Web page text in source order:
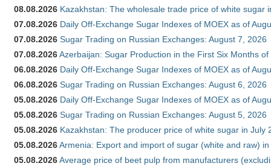
08.08.2026 Kazakhstan: The wholesale trade price of white sugar
07.08.2026 Daily Off-Exchange Sugar Indexes of MOEX as of
07.08.2026 Sugar Trading on Russian Exchanges: August 7, 2026
07.08.2026Azerbaijan: Sugar Production in the First Six Months of
06.08.2026 Daily Off-Exchange Sugar Indexes of MOEX as of
06.08.2026 Sugar Trading on Russian Exchanges: August 6, 2026
05.08.2026 Daily Off-Exchange Sugar Indexes of MOEX as of
05.08.2026 Sugar Trading on Russian Exchanges: August 5, 2026
05.08.2026 Kazakhstan: The producer price of white sugar in July
05.08.2026Armenia: Export and import of sugar (white and raw)
05.08.2026Average price of beet pulp from manufacturers